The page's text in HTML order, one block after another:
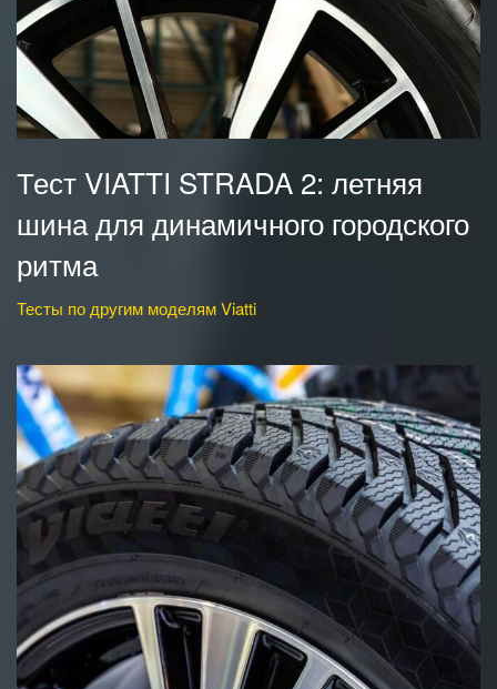
Тест VIATTI STRADA 2: летняя
шина для динамичного городского
ритма
Тесты по другим моделям Viatti